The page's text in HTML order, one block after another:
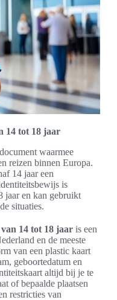
14 tot 18 jaar
waarmee
reizen binnen Europa.
14 jaar een
is
jaar en kan gebruikt
situaties.
14 tot 18 jaar is een
en de meeste
van een plastic kaart
geboortedatum en
altijd bij je te
of bepaalde plaatsen
restricties van